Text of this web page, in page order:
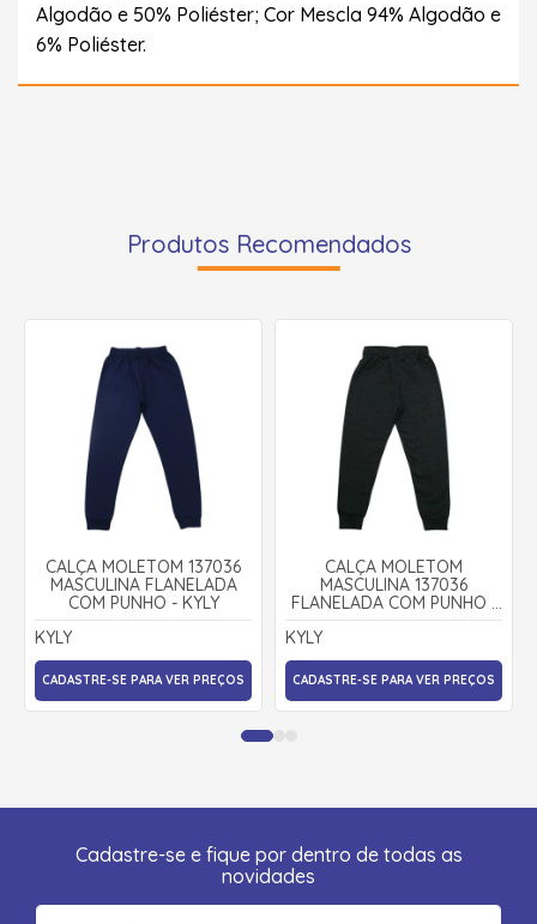
Algodão e 50% Poliéster; Cor Mescla 94% Algodão e
6% Poliéster.
Produtos Recomendados
CALÇA MOLETOM 137036
MASCULINA FLANELADA
COM PUNHO - KYLY
KYLY
CADASTRE-SE PARA VER PREÇOS
CALÇA MOLETOM
MASCULINA 137036
FLANELADA COM PUNHO -
KYLY
KYLY
CADASTRE-SE PARA VER PREÇOS
Cadastre-se e fique por dentro de todas as
novidades